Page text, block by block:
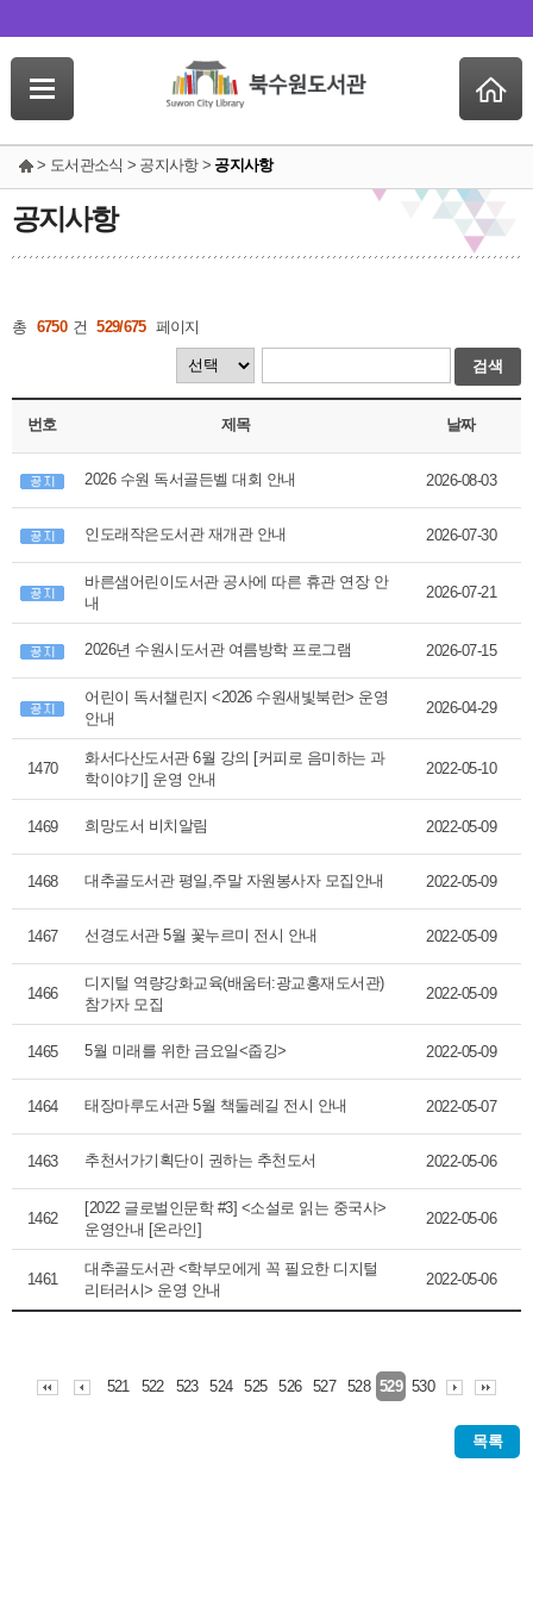
> 도서관소식 > 공지사항 > 공지사항
공지사항
총 6750 건 529/675 페이지
검색
번호 제목 날짜
2026 수원 독서골든벨 대회 안내 2026-08-03
인도래작은도서관 재개관 안내 2026-07-30
바른샘어린이도서관 공사에 따른 휴관 연장 안
내
2026-07-21
2026년 수원시도서관 여름방학 프로그램 2026-07-15
어린이 독서챌린지 <2026 수원새빛북런> 운영
안내
2026-04-29
1470
화서다산도서관 6월 강의 [커피로 음미하는 과
학이야기] 운영 안내
2022-05-10
1469 희망도서 비치알림 2022-05-09
1468 대추골도서관 평일,주말 자원봉사자 모집안내 2022-05-09
1467 선경도서관 5월 꽃누르미 전시 안내 2022-05-09
1466
디지털 역량강화교육(배움터:광교홍재도서관)
참가자 모집
2022-05-09
1465 5월 미래를 위한 금요일<줍깅> 2022-05-09
1464 태장마루도서관 5월 책둘레길 전시 안내 2022-05-07
1463 추천서가기획단이 권하는 추천도서 2022-05-06
1462
[2022 글로벌인문학 #3] <소설로 읽는 중국사>
운영안내 [온라인]
2022-05-06
1461
대추골도서관 <학부모에게 꼭 필요한 디지털
리터러시> 운영 안내
2022-05-06
521 522 523 524 525 526 527 528 529 530
목록